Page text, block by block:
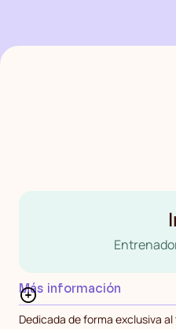
Más información
Dedicada de forma exclusiva